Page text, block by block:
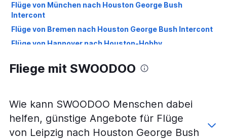
Flüge von München nach Houston George Bush
Intercont
Flüge von Bremen nach Houston George Bush Intercont
Flüge von Hannover nach Houston-Hobby
Flüge von Berlin nach Houston-Hobby
Flüge von Stuttgart nach Houston-Hobby
Flüge von Hamburg nach Houston George Bush
Intercont
Fliege mit SWOODOO
Wie kann SWOODOO Menschen dabei
helfen, günstige Angebote für Flüge
von Leipzig nach Houston George Bush